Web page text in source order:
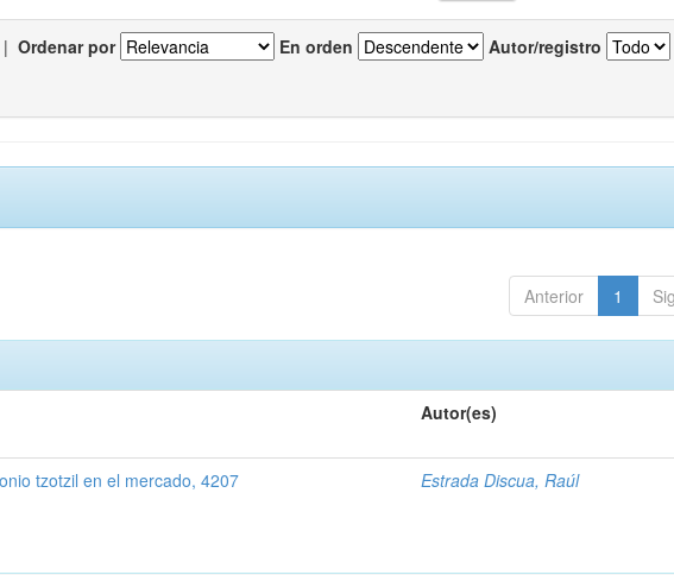
| Ordenar por En orden Autor/registro
Anterior 1
Autor(es)
tzotzil en el mercado, 4207 Estrada Discua, Raúl